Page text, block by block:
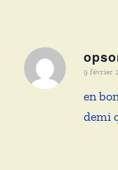
dit
:
9 février
en
demi